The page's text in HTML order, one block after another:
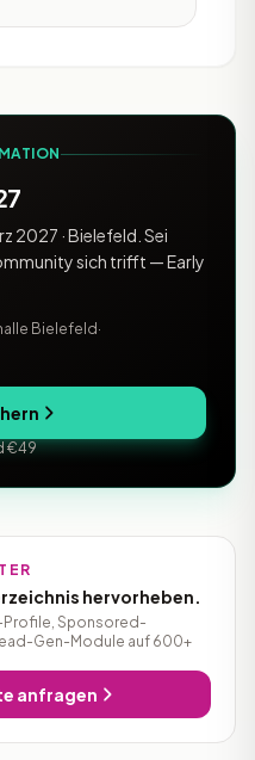
Tablet,
2027 · Bielefeld. Sei
sich trifft — Early
Bielefeld·
€49
hervorheben.
Profile, Sponsored-
Gen-Module auf 600+
anfragen